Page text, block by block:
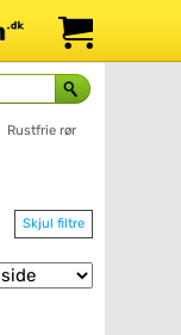
Rustfrie rør
Skjul filtre